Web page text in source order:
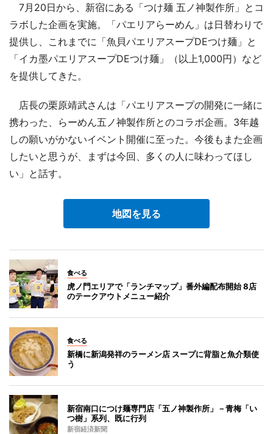
7月20日から、新宿にある「つけ麺 五ノ神製作所」とコ
ラボした企画を実施。「パエリアらーめん」は日替わりで
提供し、これまでに「魚貝パエリアスープDEつけ麺」と
「イカ墨パエリアスープDEつけ麺」（以上1,000円）など
を提供してきた。
店長の栗原靖武さんは「パエリアスープの開発に一緒に
携わった、らーめん五ノ神製作所とのコラボ企画。3年越
しの願いがかないイベント開催に至った。今後もまた企画
したいと思うが、まずは今回、多くの人に味わってほし
い」と話す。
地図を見る
食べる
虎ノ門エリアで「ランチマップ」番外編配布開始 8店
のテークアウトメニュー紹介
食べる
新橋に新潟発祥のラーメン店 スープに背脂と魚介類使
う
新宿南口につけ麺専門店「五ノ神製作所」－青梅「い
つ樹」系列、既に行列
新宿経済新聞